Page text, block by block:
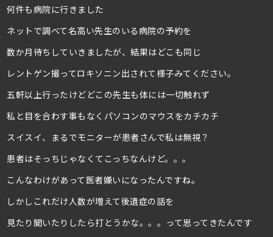
何件も病院に行きました
ネットで調べて名高い先生のいる病院の予約を
数か月待ちしていきましたが、結果はどこも同じ
レントゲン撮ってロキソニン出されて様子みてください。
五軒以上行ったけどどこの先生も体には一切触れず
私と目を合わす事もなくパソコンのマウスをカチカチ
スイスイ、まるでモニターが患者さんで私は無視？
患者はそっちじゃなくてこっちなんけど。。。
こんなわけがあって医者嫌いになったんですね。
しかしこれだけ人数が増えて後遺症の話を
見たり聞いたりしたら打とうかな。。。って思ってきたんです